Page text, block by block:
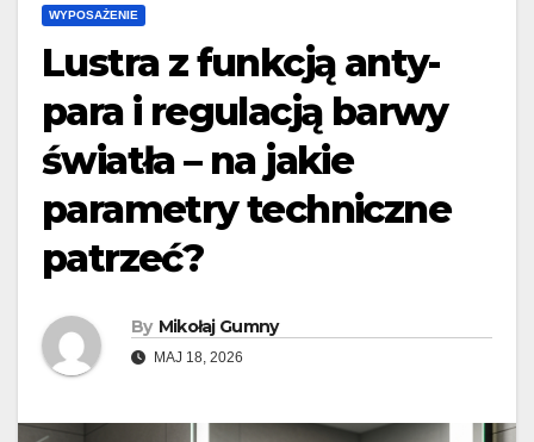
WYPOSAŻENIE
Lustra z funkcją anty-
para i regulacją barwy
światła – na jakie
parametry techniczne
patrzeć?
By Mikołaj Gumny
MAJ 18, 2026